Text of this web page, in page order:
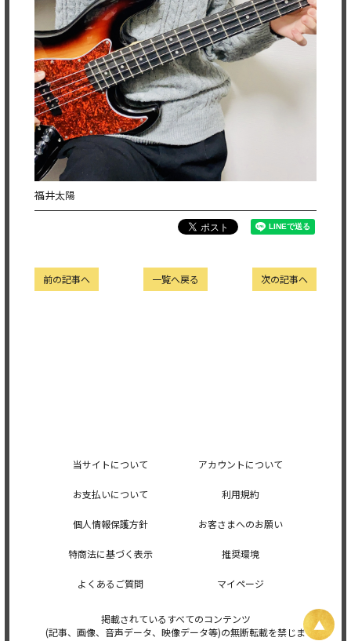
福井太陽
次の記事へ
一覧へ戻る
前の記事へ
当サイトについて アカウントについて
お支払いについて 利用規約
個人情報保護方針 お客さまへのお願い
特商法に基づく表示 推奨環境
よくあるご質問 マイページ
掲載されているすべてのコンテンツ
(記事、画像、音声データ、映像データ等)の無断転載を禁じま